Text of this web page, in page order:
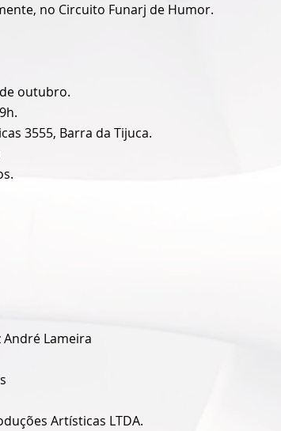
no Circuito Funarj de Humor.
outubro.
3555, Barra da Tijuca.
André Lameira
Artísticas LTDA.